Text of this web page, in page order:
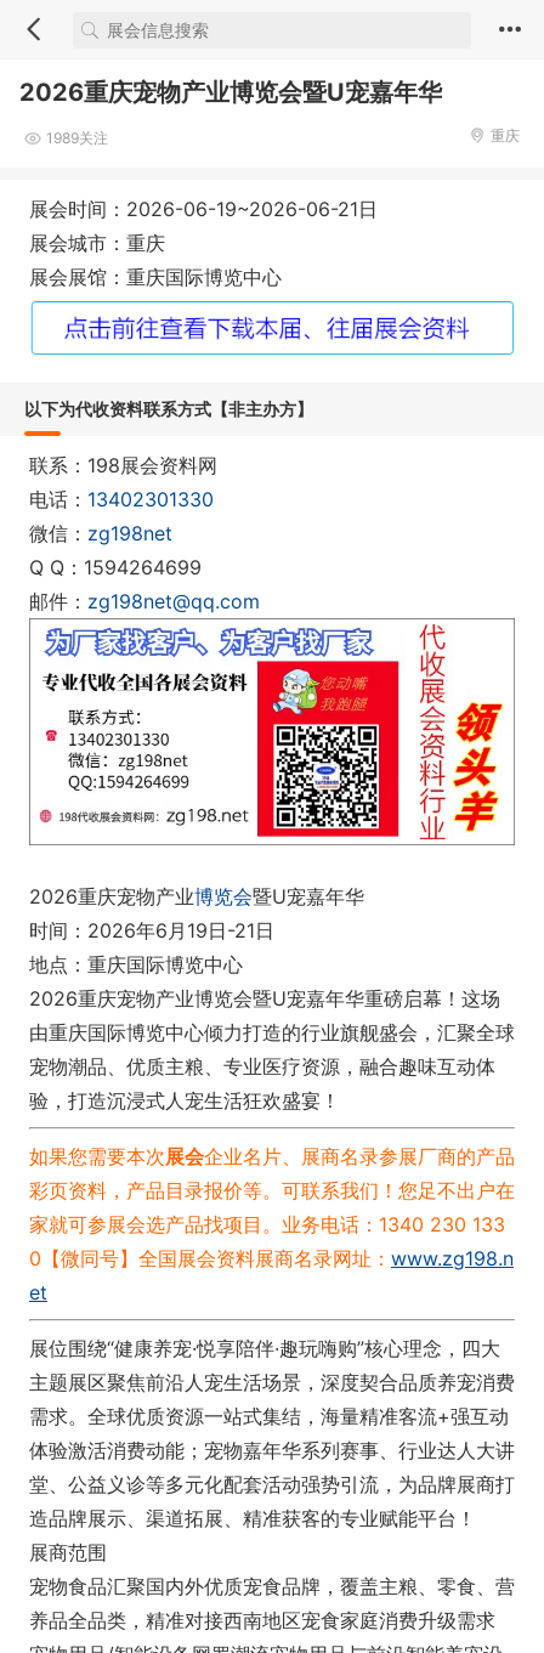
2026重庆宠物产业博览会暨U宠嘉年华
1989关注 重庆
展会时间：2026-06-19~2026-06-21日
展会城市：重庆
展会展馆：重庆国际博览中心
以下为代收资料联系方式【非主办方】
联系：198展会资料网
电话： 13402301330
微信： zg198net
Q Q：1594264699
邮件： zg198net@qq.com
2026重庆宠物产业博览会暨U宠嘉年华
时间：2026年6月19日-21日
地点：重庆国际博览中心
2026重庆宠物产业博览会暨U宠嘉年华重磅启幕！这场
由重庆国际博览中心倾力打造的行业旗舰盛会，汇聚全球
宠物潮品、优质主粮、专业医疗资源，融合趣味互动体
验，打造沉浸式人宠生活狂欢盛宴！
如果您需要本次展会企业名片、展商名录参展厂商的产品
彩页资料，产品目录报价等。可联系我们！ 您足不出户在
家就可参展会选产品找项目。业务电话：1340 230 133
0【微同号】 全国展会资料展商名录网址： www.zg198.n
et
展位围绕“健康养宠·悦享陪伴·趣玩嗨购”核心理念，四大
主题展区聚焦前沿人宠生活场景，深度契合品质养宠消费
需求。全球优质资源一站式集结，海量精准客流+强互动
体验激活消费动能；宠物嘉年华系列赛事、行业达人大讲
堂、公益义诊等多元化配套活动强势引流，为品牌展商打
造品牌展示、渠道拓展、精准获客的专业赋能平台！
展商范围
宠物食品汇聚国内外优质宠食品牌，覆盖主粮、零食、营
养品全品类，精准对接西南地区宠食家庭消费升级需求